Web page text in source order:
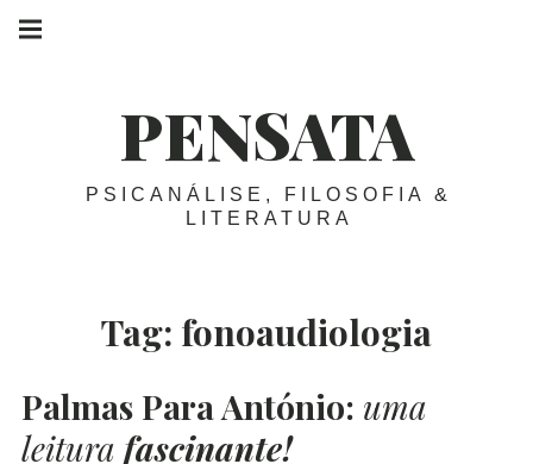
Skip
PENSATA
PSICANÁLISE, FILOSOFIA &
LITERATURA
navigation
Tag: fonoaudiologia
Palmas Para António: uma
leitura fascinante!